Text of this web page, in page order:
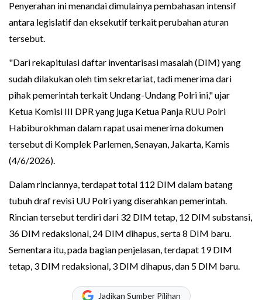
Penyerahan ini menandai dimulainya pembahasan intensif
antara legislatif dan eksekutif terkait perubahan aturan
tersebut.
"Dari rekapitulasi daftar inventarisasi masalah (DIM) yang
sudah dilakukan oleh tim sekretariat, tadi menerima dari
pihak pemerintah terkait Undang-Undang Polri ini," ujar
Ketua Komisi III DPR yang juga Ketua Panja RUU Polri
Habiburokhman dalam rapat usai menerima dokumen
tersebut di Komplek Parlemen, Senayan, Jakarta, Kamis
(4/6/2026).
Dalam rinciannya, terdapat total 112 DIM dalam batang
tubuh draf revisi UU Polri yang diserahkan pemerintah.
Rincian tersebut terdiri dari 32 DIM tetap, 12 DIM substansi,
36 DIM redaksional, 24 DIM dihapus, serta 8 DIM baru.
Sementara itu, pada bagian penjelasan, terdapat 19 DIM
tetap, 3 DIM redaksional, 3 DIM dihapus, dan 5 DIM baru.
Jadikan Sumber Pilihan